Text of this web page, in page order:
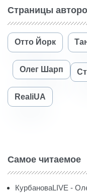
Страницы
Отто Йорк
Олег Шарп
RealiUA
Самое читаемое
КурбановаLIVE -